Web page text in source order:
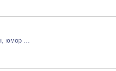
юмор …